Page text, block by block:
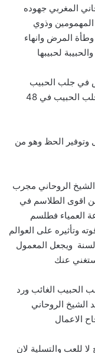
المغربي جهوده
وذوي
المرض وانهاء
لحبيبها
في جلب الحبيب
وتزويج البنت المتعسرة عن الزواج، وتهييج وجلب الحبيب في 48
الحظ وهو من
الروحاني مجرب
من اقوى الطلاسم في
العمياء فطلسم
وتأثيره على العوالم
ويجعل المعمول
عنك
الغائب ورد
الشيخ الروحاني
الاعمال
للعب والتسلية لان